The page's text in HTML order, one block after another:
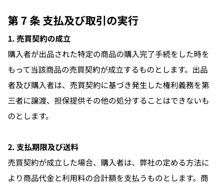
第 7 条 支払及び取引の実行
1. 売買契約の成立
購入者が出品された特定の商品の購入完了手続をした時を
もって当該商品の売買契約が成立するものとします。出品
者及び購入者は、売買契約に基づき発生した権利義務を第
三者に譲渡、担保提供その他の処分することはできないも
のとします。
2. 支払期限及び送料
売買契約が成立した場合、購入者は、弊社の定める方法に
より商品代金と利用料の合計額を支払うものとします。商